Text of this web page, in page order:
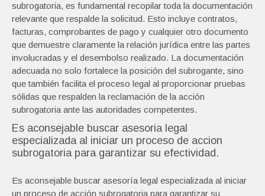
subrogatoria, es fundamental recopilar toda la documentación
relevante que respalde la solicitud. Esto incluye contratos,
facturas, comprobantes de pago y cualquier otro documento
que demuestre claramente la relación jurídica entre las partes
involucradas y el desembolso realizado. La documentación
adecuada no solo fortalece la posición del subrogante, sino
que también facilita el proceso legal al proporcionar pruebas
sólidas que respalden la reclamación de la acción
subrogatoria ante las autoridades competentes.
Es aconsejable buscar asesoria legal
especializada al iniciar un proceso de accion
subrogatoria para garantizar su efectividad.
Es aconsejable buscar asesoría legal especializada al iniciar
un proceso de acción subrogatoria para garantizar su